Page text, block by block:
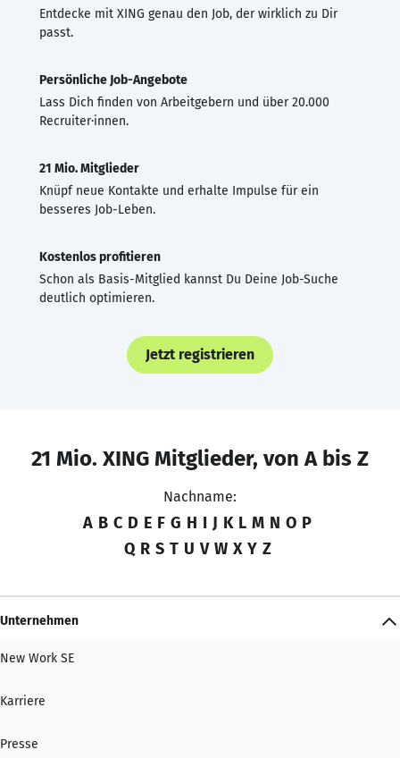
Entdecke mit XING genau den Job, der wirklich zu Dir
passt.
Persönliche Job-Angebote
Lass Dich finden von Arbeitgebern und über 20.000
Recruiter·innen.
21 Mio. Mitglieder
Knüpf neue Kontakte und erhalte Impulse für ein
besseres Job-Leben.
Kostenlos profitieren
Schon als Basis-Mitglied kannst Du Deine Job-Suche
deutlich optimieren.
Jetzt registrieren
21 Mio. XING Mitglieder, von A bis Z
Nachname:
A B C D E F G H I J K L M N O P
Q R S T U V W X Y Z
Unternehmen
New Work SE
Karriere
Presse